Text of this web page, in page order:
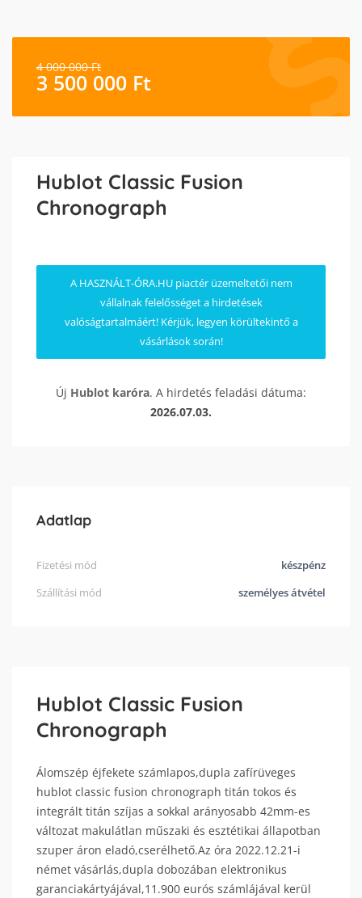
4 000 000Ft
3 500 000 Ft
Hublot Classic Fusion
Chronograph
A HASZNÁLT-ÓRA.HU piactér üzemeltetői nem
vállalnak felelősséget a hirdetések
valóságtartalmáért! Kérjük, legyen körültekintő a
vásárlások során!
Új Hublot karóra. A hirdetés feladási dátuma:
2026.07.03.
Adatlap
Fizetési mód
készpénz
Szállítási mód
személyes átvétel
Hublot Classic Fusion
Chronograph
Álomszép éjfekete számlapos,dupla zafírüveges
hublot classic fusion chronograph titán tokos és
integrált titán szíjas a sokkal arányosabb 42mm-es
változat makulátlan műszaki és esztétikai állapotban
szuper áron eladó,cserélhető.Az óra 2022.12.21-i
német vásárlás,dupla dobozában elektronikus
garanciakártyájával,11.900 eurós számlájával kerül